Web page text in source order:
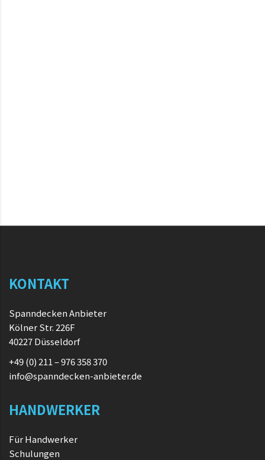
KONTAKT
Spanndecken Anbieter
Kölner Str. 226F
40227 Düsseldorf
+49 (0) 211 – 976 358 370
info@spanndecken-anbieter.de
HANDWERKER
Für Handwerker
Schulungen